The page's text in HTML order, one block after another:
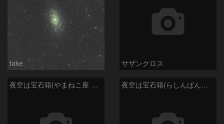
take サザンクロス
夜空は宝石箱(やまねこ座 NGC2683) Seestar50 夜空は宝石箱(らしんばん座 NGC2613) Seestar50